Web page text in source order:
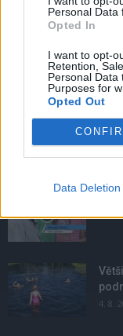
Personal Data
Opted In
I want to opt-
Retention,
Personal Data
Purposes for
Opted Out
Data Deletion
NOVINKY
4. 8.